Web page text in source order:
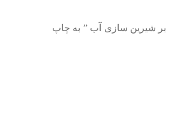
عنوان “مقدمه ای میان رشته ای بر شیرین سازی آب ” به چاپ